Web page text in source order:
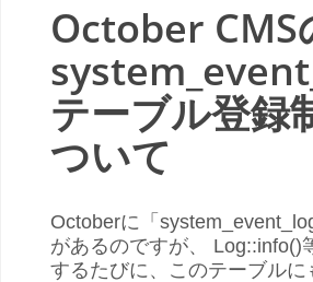
October CMS
テーブル登録
ついて
Octoberに「
があるのですが、 Log::info()
するたびに、このテーブルに